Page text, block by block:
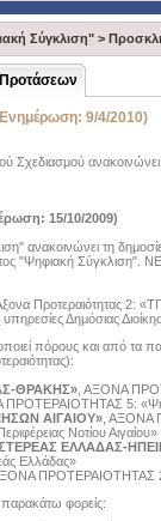
Σύγκλιση" >
9/4/2010)
Σχεδιασμού
15/10/2009)
ανακοινώνει τη
"Ψηφιακή Σύγκλιση".
Προτεραιότητας 2:
Δημόσιας
πόρους και από τα
ΘΡΑΚΗΣ» , ΑΞΟΝΑ
5:
ΑΙΓΑΙΟΥ» , ΑΞΟΝΑ
Νοτίου Αιγαίου»
ΕΛΛΑΔΑΣ-
Ελλάδας»
ΠΡΟΤΕΡΑΙΟΤΗΤΑΣ 2:
φορείς: